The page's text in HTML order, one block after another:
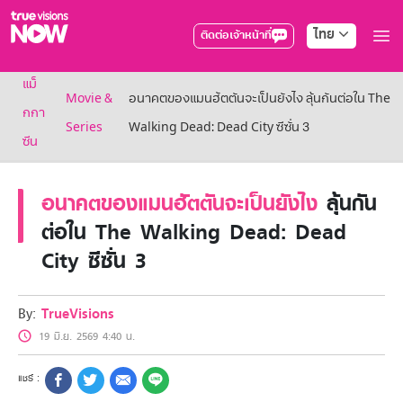
ติดต่อเจ้าหน้าที่ ไทย
True AF2026
แพ็กเกจ
NOW SPORTS
แพ็กเกจทรูวิชันส์นาวทั้งหมด
เคเบิลและจานดาวเทียม
สิทธิพิเศษ
สิทธิพิเศษลูกค้าทรูวิชั่นส์
Showtime
HoReCa
แพ็กเกจสำหรับผู้ประกอบการ
หาร้านร่วมรายการ
FAQs
แม็
กกา
ซีน
Movie &
Series
อนาคตของแมนฮัตตันจะเป็นยังไง ลุ้นกันต่อใน The
Walking Dead: Dead City ซีซั่น 3
อนาคตของแมนฮัตตันจะเป็นยังไง ลุ้นกัน
ต่อใน The Walking Dead: Dead
City ซีซั่น 3
By: TrueVisions
19 มิ.ย. 2569 4:40 น.